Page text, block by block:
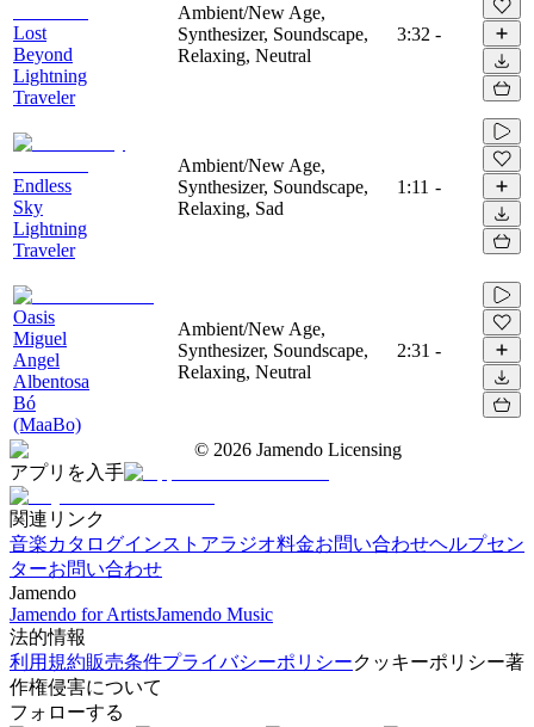
Lost
Beyond
Lightning
Traveler
Ambient/New Age,
Synthesizer, Soundscape,
Relaxing, Neutral
3:32 -
Endless
Sky
Lightning
Traveler
Ambient/New Age,
Synthesizer, Soundscape,
Relaxing, Sad
1:11 -
Oasis
Miguel
Angel
Albentosa
Bó
(MaaBo)
Ambient/New Age,
Synthesizer, Soundscape,
Relaxing, Neutral
2:31 -
© 2026 Jamendo Licensing
アプリを入手
関連リンク
音楽カタログインストアラジオ料金お問い合わせヘルプセン
ターお問い合わせ
Jamendo
Jamendo for ArtistsJamendo Music
法的情報
利用規約販売条件プライバシーポリシークッキーポリシー著
作権侵害について
フォローする